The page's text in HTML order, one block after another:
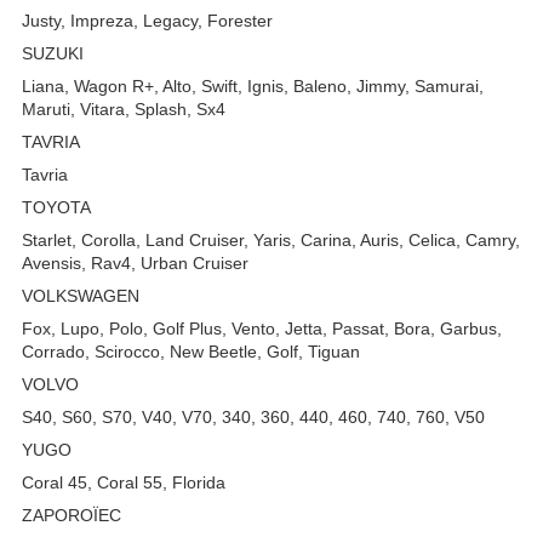
Justy, Impreza, Legacy, Forester
SUZUKI
Liana, Wagon R+, Alto, Swift, Ignis, Baleno, Jimmy, Samurai,
Maruti, Vitara, Splash, Sx4
TAVRIA
Tavria
TOYOTA
Starlet, Corolla, Land Cruiser, Yaris, Carina, Auris, Celica, Camry,
Avensis, Rav4, Urban Cruiser
VOLKSWAGEN
Fox, Lupo, Polo, Golf Plus, Vento, Jetta, Passat, Bora, Garbus,
Corrado, Scirocco, New Beetle, Golf, Tiguan
VOLVO
S40, S60, S70, V40, V70, 340, 360, 440, 460, 740, 760, V50
YUGO
Coral 45, Coral 55, Florida
ZAPOROЇEC